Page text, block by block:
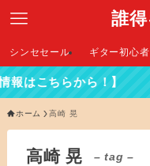
誰
シンセセール ギター初心
こちらから！】
ホーム 高崎 晃
高崎 晃 – tag –